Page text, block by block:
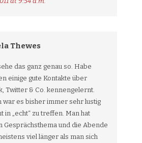
Thewes
das ganz genau so. Habe
einige gute Kontakte über
Twitter & Co. kennengelernt.
war es bisher immer sehr lustig
in „echt“ zu treffen. Man hat
Gesprächsthema und die Abende
viel länger als man sich